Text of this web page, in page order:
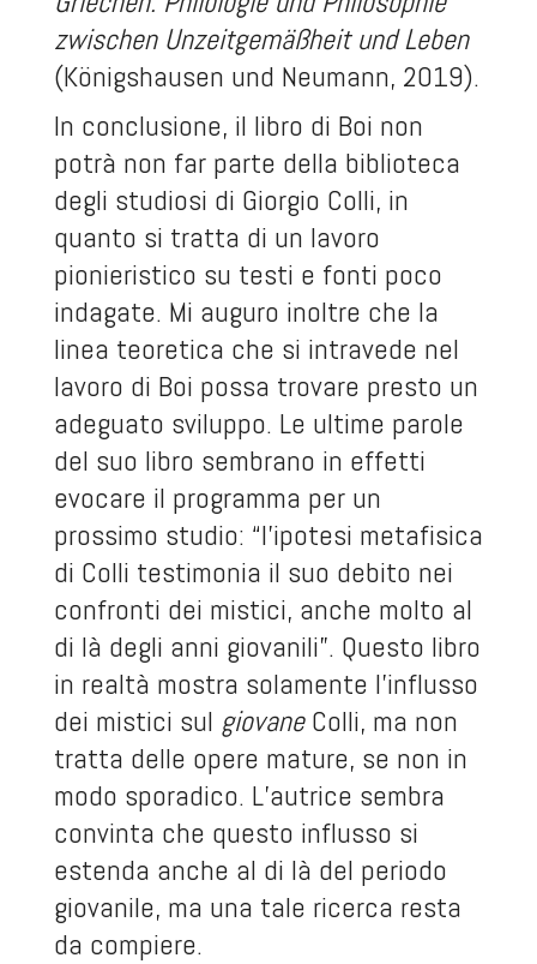
zwischen Unzeitgemäßheit und Leben
(Königshausen und Neumann, 2019).
In conclusione, il libro di Boi non
potrà non far parte della biblioteca
degli studiosi di Giorgio Colli, in
quanto si tratta di un lavoro
pionieristico su testi e fonti poco
indagate. Mi auguro inoltre che la
linea teoretica che si intravede nel
lavoro di Boi possa trovare presto un
adeguato sviluppo. Le ultime parole
del suo libro sembrano in effetti
evocare il programma per un
prossimo studio: “l’ipotesi metafisica
di Colli testimonia il suo debito nei
confronti dei mistici, anche molto al
di là degli anni giovanili”. Questo libro
in realtà mostra solamente l’influsso
dei mistici sul giovaneColli, ma non
tratta delle opere mature, se non in
modo sporadico. L’autrice sembra
convinta che questo influsso si
estenda anche al di là del periodo
giovanile, ma una tale ricerca resta
da compiere.